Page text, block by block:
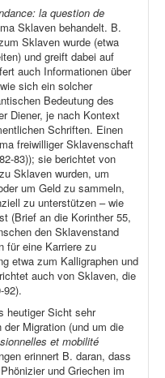
la question de
Sklaven behandelt. B.
Sklaven wurde (etwa
und greift dabei auf
auch Informationen über
sich ein solcher
Bedeutung des
Diener, je nach Kontext
Schriften. Einen
freiwilliger Sklavenschaft
83)); sie berichtet von
Sklaven wurden, um
um Geld zu sammeln,
zu unterstützen – wie
(Brief an die Korinther 55,
den Sklavenstand
für eine Karriere zu
etwa zum Kalligraphen und
auch von Sklaven, die
92).
heutiger Sicht sehr
Migration (und um die
et mobilité
erinnert B. daran, dass
und Griechen im